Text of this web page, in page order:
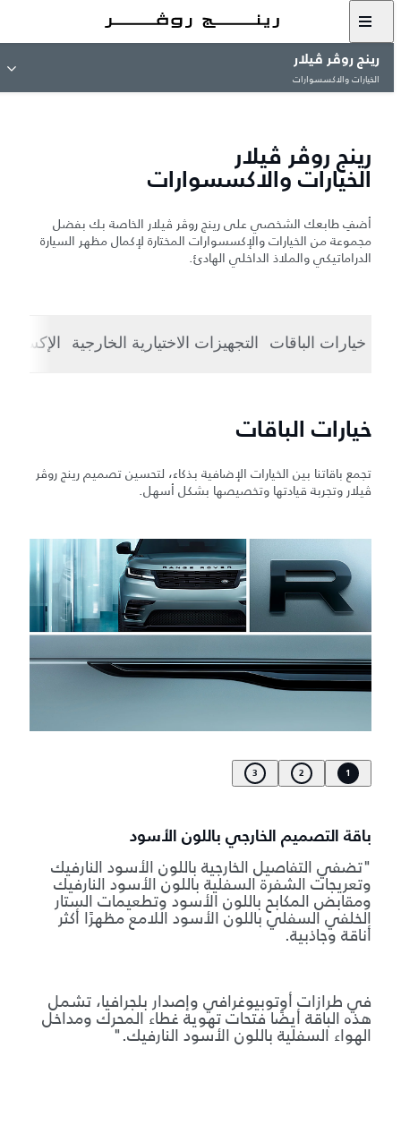
رينج روڤر ڤيلار
الخيارات والاكسسوارات
رينج روڤر ڤيلار
الخيارات والاكسسوارات
أضفِ طابعك الشخصي على رينج روڤر ڤيلار الخاصة بك بفضل
مجموعة من الخيارات والإكسسوارات المختارة لإكمال مظهر السيارة
الدراماتيكي والملاذ الداخلي الهادئ.
خيارات الباقات التجهيزات الاختيارية الخارجية
خيارات الباقات
تجمع باقاتنا بين الخيارات الإضافية بذكاء، لتحسين تصميم رينج روڤر
ڤيلار وتجربة قيادتها وتخصيصها بشكل أسهل.
1
2
3
باقة التصميم الخارجي باللون الأسود
"تضفي التفاصيل الخارجية باللون الأسود النارفيك
وتعريجات الشفرة السفلية باللون الأسود النارفيك
ومقابض المكابح باللون الأسود وتطعيمات الستار
الخلفي السفلي باللون الأسود اللامع مظهرًا أكثر
أناقة وجاذبية.
في طرازات أوتوبيوغرافي وإصدار بلجرافيا، تشمل
هذه الباقة أيضًا فتحات تهوية غطاء المحرك ومداخل
الهواء السفلية باللون الأسود النارفيك."